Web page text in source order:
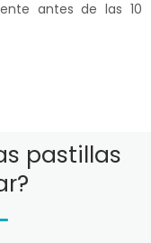
antes de las 10
pastillas